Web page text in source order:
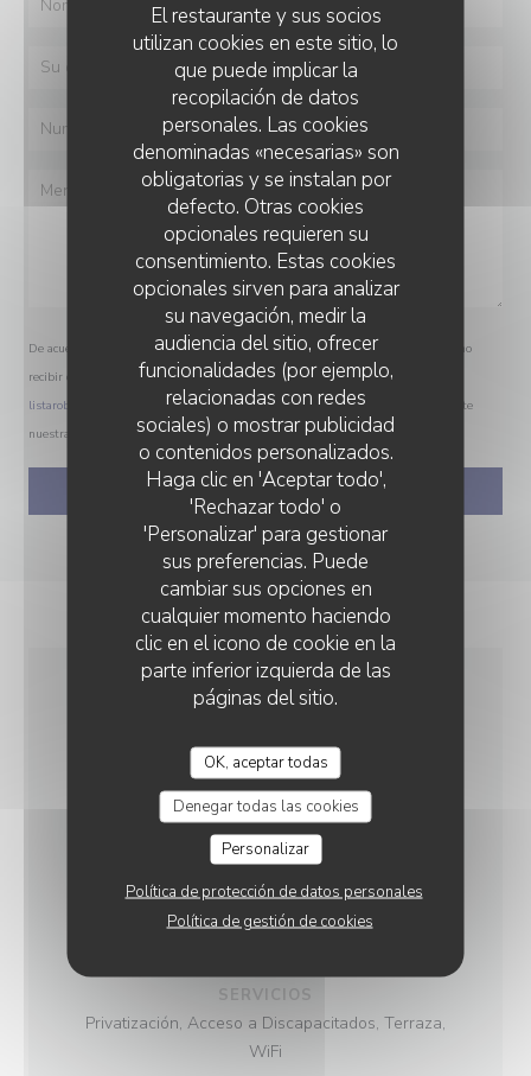
El restaurante y sus socios
utilizan cookies en este sitio, lo
que puede implicar la
recopilación de datos
personales. Las cookies
denominadas «necesarias» son
obligatorias y se instalan por
defecto. Otras cookies
opcionales requieren su
consentimiento. Estas cookies
opcionales sirven para analizar
su navegación, medir la
audiencia del sitio, ofrecer
funcionalidades (por ejemplo,
relacionadas con redes
sociales) o mostrar publicidad
o contenidos personalizados.
Haga clic en 'Aceptar todo',
'Rechazar todo' o
'Personalizar' para gestionar
sus preferencias. Puede
cambiar sus opciones en
cualquier momento haciendo
clic en el icono de cookie en la
parte inferior izquierda de las
páginas del sitio.
OK, aceptar todas
Denegar todas las cookies
Personalizar
Política de protección de datos personales
Política de gestión de cookies
De acuerdo con la normativa de protección de datos, puede ejercer su derecho a no
recibir comunicaciones comerciales inscribiéndose en la Lista Robinson:
listarobinson.es
. Para más información sobre el tratamiento de sus datos, consulte
nuestra
política de privacidad.
INFORMACIÓN
GENERAL
COCINA
Hecho en casa, productos frescos
TIPO DE NEGOCIO
Crepería
SERVICIOS
Privatización, Acceso a Discapacitados, Terraza,
WiFi
MALO